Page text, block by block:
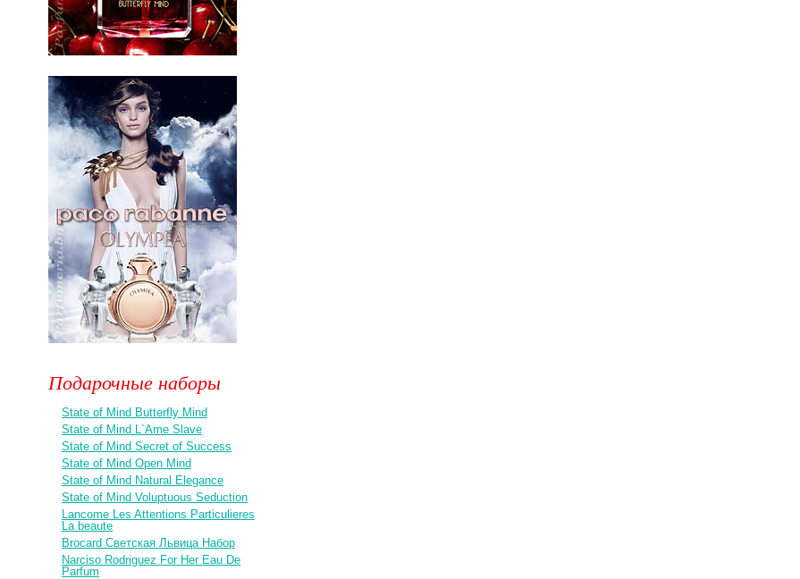
Подарочные наборы
State of Mind Butterfly Mind
State of Mind L`Ame Slave
State of Mind Secret of Success
State of Mind Open Mind
State of Mind Natural Elegance
State of Mind Voluptuous Seduction
Lancome Les Attentions Particulieres
La beaute
Brocard Светская Львица Набор
Narciso Rodriguez For Her Eau De
Parfum